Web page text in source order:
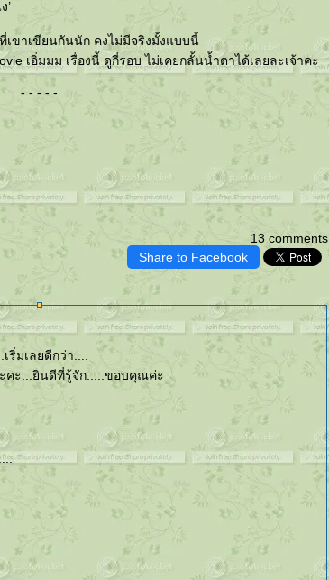
’
เขาเขียนกันนัก คงไม่มีจริงมั้งแบบนี้
เอิ่มมม เรื่องนี้ ดูกี่รอบ ไม่เคยกลั้นน้ำตาได้เลยละเจ้าคะ
- - - - -
13 comments
Share to Facebook
มเลยดีกว่า....
คะ...ยินดีที่รู้จัก.....ขอบคุณค่ะ